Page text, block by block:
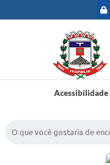
Acessibilidade